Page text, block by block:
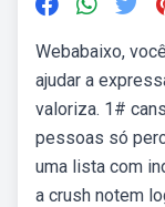
Webabaixo,
ajudar a
valoriza. 1#
pessoas só
uma lista com
a crush notem